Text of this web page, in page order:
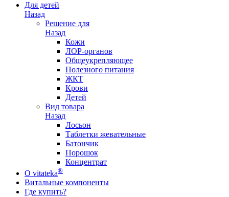
Для детей
Назад
Решение для
Назад
Кожи
ЛОР-органов
Общеукрепляющее
Полезного питания
ЖКТ
Крови
Детей
Вид товара
Назад
Лосьон
Таблетки жевательные
Батончик
Порошок
Концентрат
О vitateka®
Витальные компоненты
Где купить?